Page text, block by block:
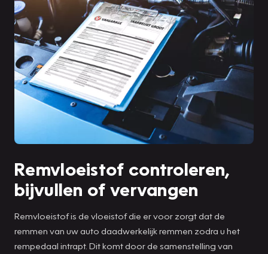
Remvloeistof controleren,
bijvullen of vervangen
Remvloeistof is de vloeistof die er voor zorgt dat de
remmen van uw auto daadwerkelijk remmen zodra u het
rempedaal intrapt. Dit komt door de samenstelling van